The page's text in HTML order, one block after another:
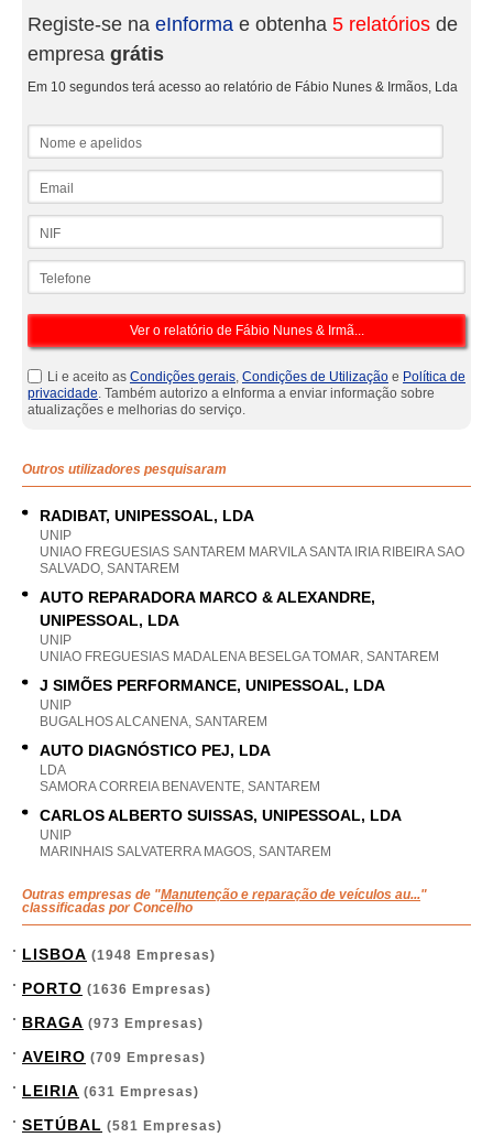
Registe-se na eInforma e obtenha 5 relatórios de
empresa grátis
Em 10 segundos terá acesso ao relatório de Fábio Nunes & Irmãos, Lda
Li e aceito as Condições gerais, Condições de Utilização e Política de
privacidade. Também autorizo a eInforma a enviar informação sobre
atualizações e melhorias do serviço.
Outros utilizadores pesquisaram
RADIBAT, UNIPESSOAL, LDA
UNIP
UNIAO FREGUESIAS SANTAREM MARVILA SANTA IRIA RIBEIRA SAO
SALVADO, SANTAREM
AUTO REPARADORA MARCO & ALEXANDRE,
UNIPESSOAL, LDA
UNIP
UNIAO FREGUESIAS MADALENA BESELGA TOMAR, SANTAREM
J SIMÕES PERFORMANCE, UNIPESSOAL, LDA
UNIP
BUGALHOS ALCANENA, SANTAREM
AUTO DIAGNÓSTICO PEJ, LDA
LDA
SAMORA CORREIA BENAVENTE, SANTAREM
CARLOS ALBERTO SUISSAS, UNIPESSOAL, LDA
UNIP
MARINHAIS SALVATERRA MAGOS, SANTAREM
Outras empresas de "Manutenção e reparação de veículos au..."
classificadas por Concelho
LISBOA (1948 Empresas)
PORTO (1636 Empresas)
BRAGA (973 Empresas)
AVEIRO (709 Empresas)
LEIRIA (631 Empresas)
SETÚBAL (581 Empresas)